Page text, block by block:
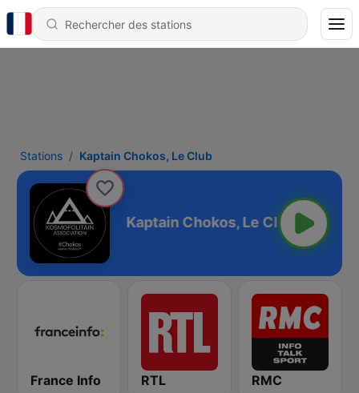
Stations Kaptain Chokos, Le Club
Le Club
France Info RTL RMC